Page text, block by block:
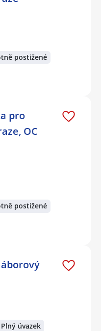
postižené
pro
OC
postižené
Plný úvazek